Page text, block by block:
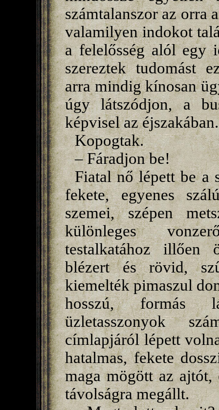
számtalanszor az orra
valamilyen indokot
a felelősség alól egy
szereztek tudomást
arra mindig kínosan
úgy látszódjon, a
képvisel az éjszakában.
Kopogtak.
– Fáradjon be!
Fiatal nő lépett be a
fekete, egyenes
szemei, szépen
különleges
testalkatához illően
blézert és rövid,
kiemelték pimaszul
hosszú, formás
üzletasszonyok
címlapjáról lépett
hatalmas, fekete
maga mögött az ajtót,
távolságra megállt.